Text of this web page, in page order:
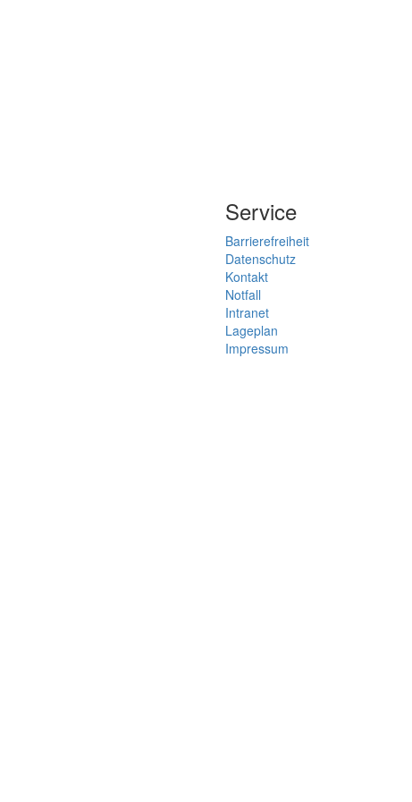
Service
Barrierefreiheit
Datenschutz
Kontakt
Notfall
Intranet
Lageplan
Impressum